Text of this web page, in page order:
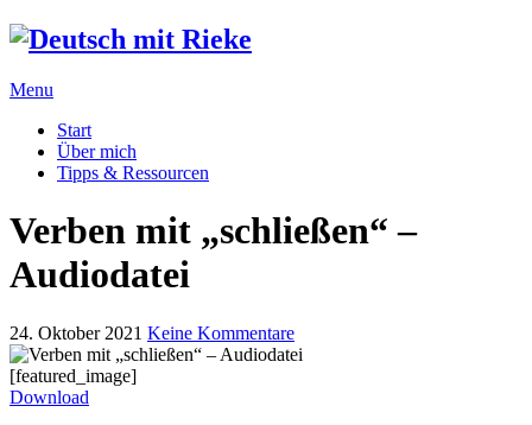
Menu
Start
Über mich
Tipps & Ressourcen
Verben mit „schließen“ –
Audiodatei
24. Oktober 2021 Keine Kommentare
[featured_image]
Download